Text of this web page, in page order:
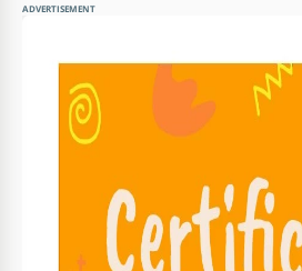
ADVERTISEMENT